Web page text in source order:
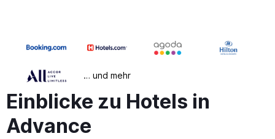
… und mehr
Einblicke zu Hotels in
Advance